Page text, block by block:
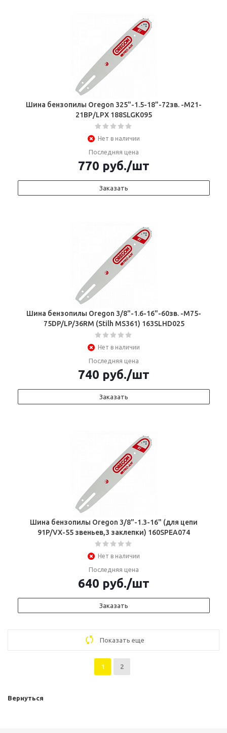
Шина бензопилы Oregon 325"-1.5-18"-72зв. -М21-
21ВР/LPX 188SLGК095
Нет в наличии
Последняя цена
770 руб./шт
Заказать
Шина бензопилы Oregon 3/8"-1.6-16"-60зв. -М75-
75DP/LP/36RM (Stilh MS361) 163SLHD025
Нет в наличии
Последняя цена
740 руб./шт
Заказать
Шина бензопилы Oregon 3/8"-1.3-16" (для цепи
91P/VX-55 звеньев,3 заклепки) 160SРEA074
Нет в наличии
Последняя цена
640 руб./шт
Заказать
Показать еще
1 2
Вернуться